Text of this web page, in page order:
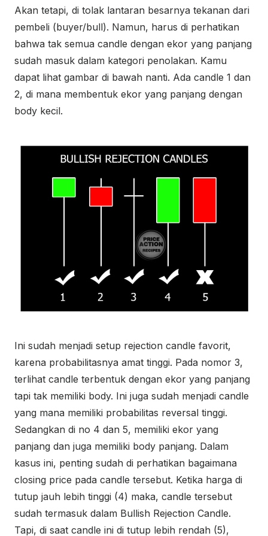
Akan tetapi, di tolak lantaran besarnya tekanan dari
pembeli (buyer/bull). Namun, harus di perhatikan
bahwa tak semua candle dengan ekor yang panjang
sudah masuk dalam kategori penolakan. Kamu
dapat lihat gambar di bawah nanti. Ada candle 1 dan
2, di mana membentuk ekor yang panjang dengan
body kecil.
Ini sudah menjadi setup rejection candle favorit,
karena probabilitasnya amat tinggi. Pada nomor 3,
terlihat candle terbentuk dengan ekor yang panjang
tapi tak memiliki body. Ini juga sudah menjadi candle
yang mana memiliki probabilitas reversal tinggi.
Sedangkan di no 4 dan 5, memiliki ekor yang
panjang dan juga memiliki body panjang. Dalam
kasus ini, penting sudah di perhatikan bagaimana
closing price pada candle tersebut. Ketika harga di
tutup jauh lebih tinggi (4) maka, candle tersebut
sudah termasuk dalam Bullish Rejection Candle.
Tapi, di saat candle ini di tutup lebih rendah (5),